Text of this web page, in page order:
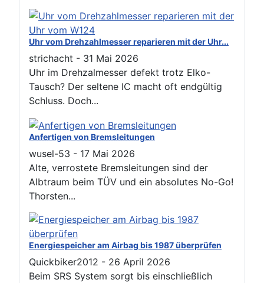
Uhr vom Drehzahlmesser reparieren mit der Uhr...
strichacht - 31 Mai 2026
Uhr im Drehzalmesser defekt trotz Elko-
Tausch? Der seltene IC macht oft endgültig
Schluss. Doch...
Anfertigen von Bremsleitungen
wusel-53 - 17 Mai 2026
Alte, verrostete Bremsleitungen sind der
Albtraum beim TÜV und ein absolutes No-Go!
Thorsten...
Energiespeicher am Airbag bis 1987 überprüfen
Quickbiker2012 - 26 April 2026
Beim SRS System sorgt bis einschließlich